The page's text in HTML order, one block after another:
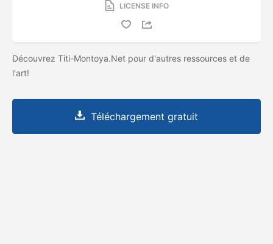
LICENSE INFO
Découvrez Titi-Montoya.Net pour d'autres ressources et de
l'art!
Téléchargement gratuit